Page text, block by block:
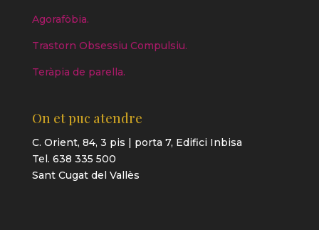
Agorafòbia.
Trastorn Obsessiu Compulsiu.
Teràpia de parella.
On et puc atendre
C. Orient, 84, 3 pis | porta 7, Edifici Inbisa
Tel. 638 335 500
Sant Cugat del Vallès